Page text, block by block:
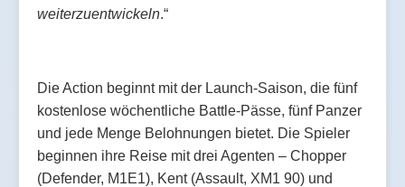
weiterzuentwickeln.“
Die Action beginnt mit der Launch-Saison, die fünf
kostenlose wöchentliche Battle-Pässe, fünf Panzer
und jede Menge Belohnungen bietet. Die Spieler
beginnen ihre Reise mit drei Agenten – Chopper
(Defender, M1E1), Kent (Assault, XM1 90) und